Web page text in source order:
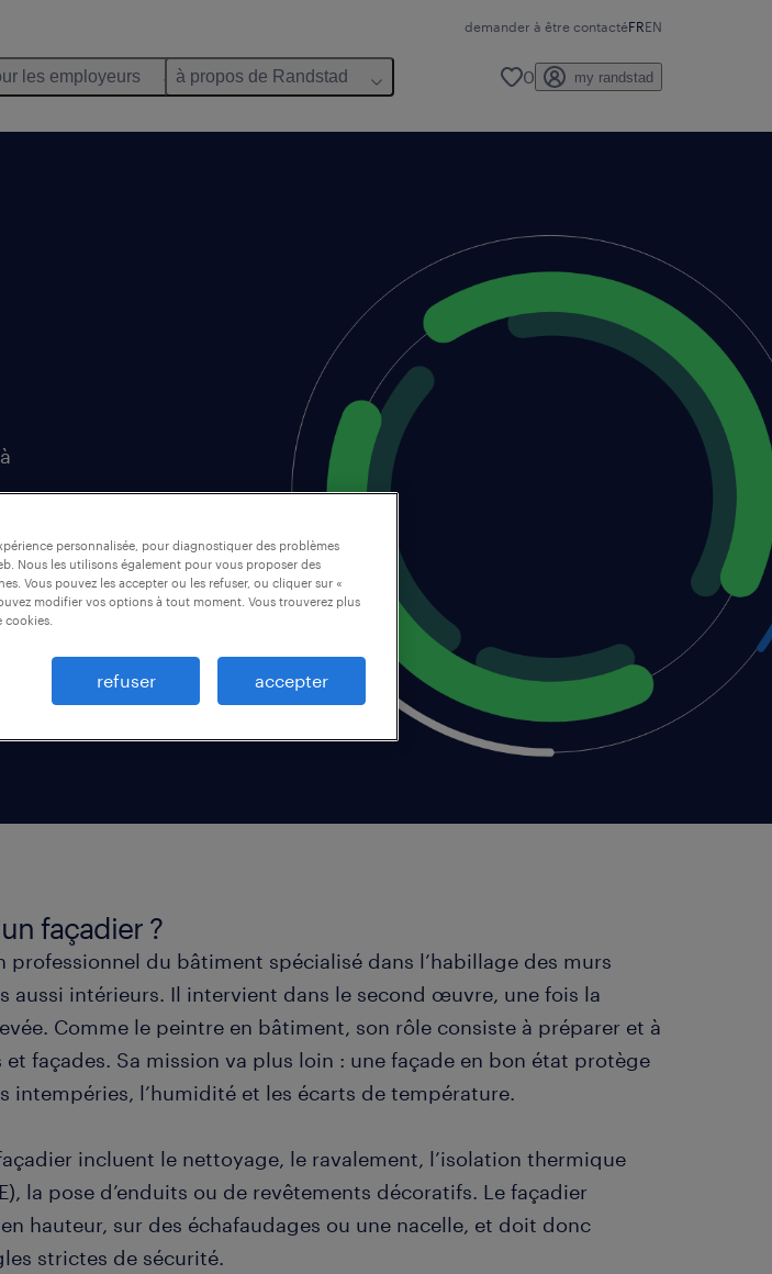
demander à être contactéFREN
les employeurs à propos de Randstad 0 my randstad
façadier ?
professionnel du bâtiment spécialisé dans l’habillage des murs
aussi intérieurs. Il intervient dans le second œuvre, une fois la
Comme le peintre en bâtiment, son rôle consiste à préparer et à
façades. Sa mission va plus loin : une façade en bon état protège
intempéries, l’humidité et les écarts de température.
incluent le nettoyage, le ravalement, l’isolation thermique
la pose d’enduits ou de revêtements décoratifs. Le façadier
hauteur, sur des échafaudages ou une nacelle, et doit donc
strictes de sécurité.
personnalisée, pour diagnostiquer des problèmes
Nous les utilisons également pour vous proposer des
Vous pouvez les accepter ou les refuser, ou cliquer sur «
modifier vos options à tout moment. Vous trouverez plus
refuser accepter